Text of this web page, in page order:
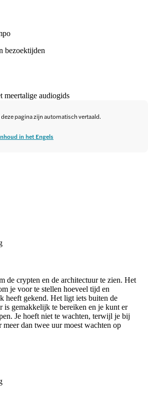
bezoektijden
meertalige audiogids
pagina zijn automatisch vertaald.
in het Engels
de crypten en de architectuur te zien. Het
je voor te stellen hoeveel tijd en
heeft gekend. Het ligt iets buiten de
is gemakkelijk te bereiken en je kunt er
Je hoeft niet te wachten, terwijl je bij
meer dan twee uur moest wachten op